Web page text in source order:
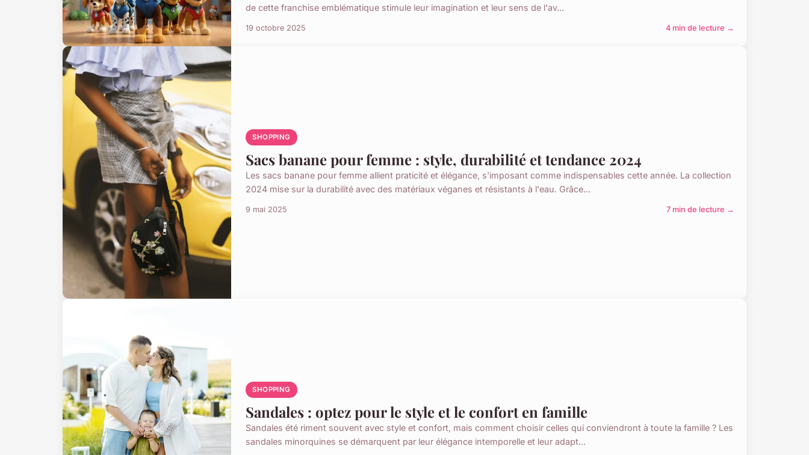
de cette franchise emblématique stimule leur imagination et leur sens de l'av...
19 octobre 2025 4 min de lecture →
SHOPPING
Sacs banane pour femme : style, durabilité et tendance 2024
Les sacs banane pour femme allient praticité et élégance, s'imposant comme indispensables cette année. La collection
2024 mise sur la durabilité avec des matériaux véganes et résistants à l'eau. Grâce...
9 mai 2025 7 min de lecture →
SHOPPING
Sandales : optez pour le style et le confort en famille
Sandales été riment souvent avec style et confort, mais comment choisir celles qui conviendront à toute la famille ? Les
sandales minorquines se démarquent par leur élégance intemporelle et leur adapt...